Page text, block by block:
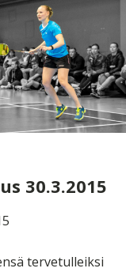
30.3.2015
tervetulleiksi